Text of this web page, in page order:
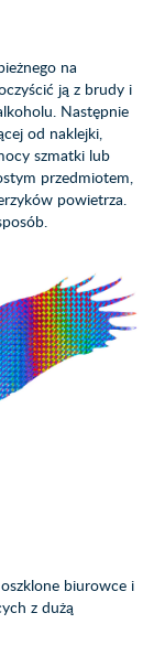
na
ją z brudy i
Następnie
od naklejki,
szmatki lub
przedmiotem,
powietrza.
biurowce i
z dużą